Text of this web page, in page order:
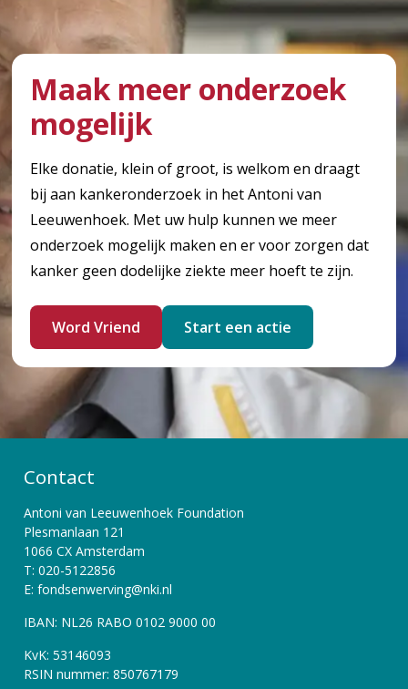
Maak meer onderzoek
mogelijk
Elke donatie, klein of groot, is welkom en draagt
bij aan kankeronderzoek in het Antoni van
Leeuwenhoek. Met uw hulp kunnen we meer
onderzoek mogelijk maken en er voor zorgen dat
kanker geen dodelijke ziekte meer hoeft te zijn.
Word Vriend Start een actie
Contact
Antoni van Leeuwenhoek Foundation
Plesmanlaan 121
1066 CX Amsterdam
T: 020-5122856
E: fondsenwerving@nki.nl
IBAN: NL26 RABO 0102 9000 00
KvK: 53146093
RSIN nummer: 850767179